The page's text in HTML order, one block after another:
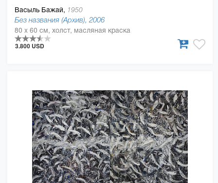
Васыль Бажай, 1950
Без названия (Архив), 2006
80 x 60 см, холст, масляная краска
3.800 USD